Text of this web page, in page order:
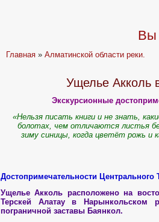
Вы
Главная »Алматинской области реки.
Ущелье Акколь
Экскурсионные
«Нельзя писать книги и не знать,
болотах, чем отличаются листья
зиму синицы, когда цветёт рожь и
Достопримечательности
Ущелье Акколь расположено на
Терскей Алатау в Нарынкольском
пограничной заставы Баянкол.